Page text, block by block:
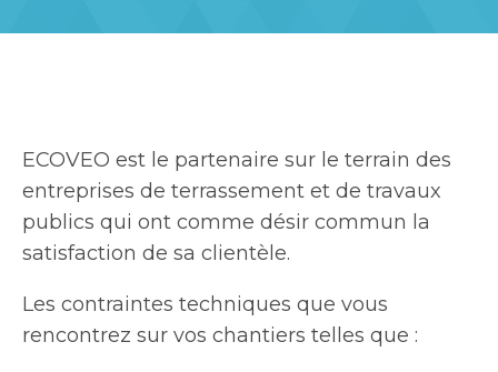
ECOVEO est le partenaire sur le terrain des
entreprises de terrassement et de travaux
publics qui ont comme désir commun la
satisfaction de sa clientèle.
Les contraintes techniques que vous
rencontrez sur vos chantiers telles que :